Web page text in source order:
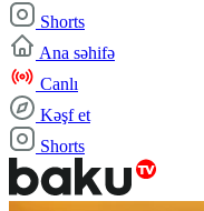
Shorts
Ana səhifə
Canlı
Kəşf et
Shorts